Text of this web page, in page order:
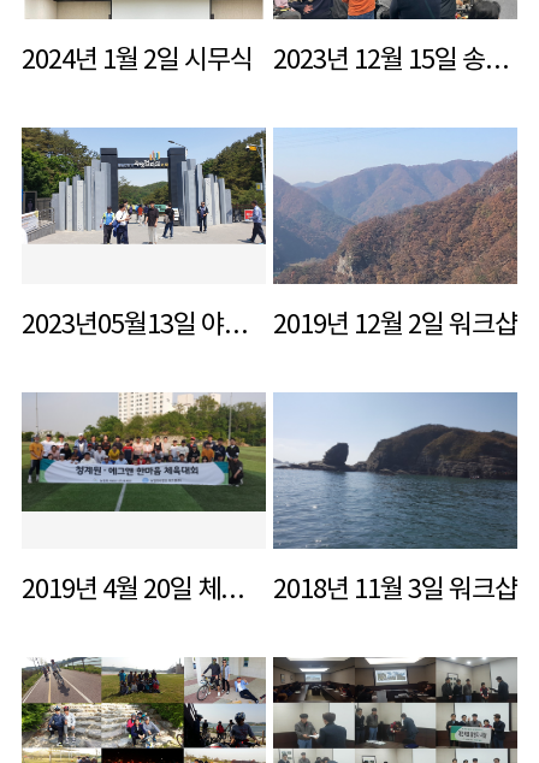
2024년 1월 2일 시무식 2023년 12월 15일 송년회
2023년05월13일 야유회 2019년 12월 2일 워크샵
2019년 4월 20일 체육대회 2018년 11월 3일 워크샵